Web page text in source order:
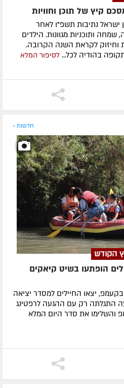
קיץ של תוכן וחוויות
ישראל נתיבות תשפ"ו לאחר
שמחה ותוכניות מגוונות. הילדים
וחיזוק לקראת השנה הקרובה.
בהודיה לכל... לסיפור המלא
חדשות »
הקודש
הופתעו בשיט קיאקים
יצאו החיילים למסדר יציאה
התגלתה רק עם ההגעה לרפטינג
והשלימו את סדר היום המלא